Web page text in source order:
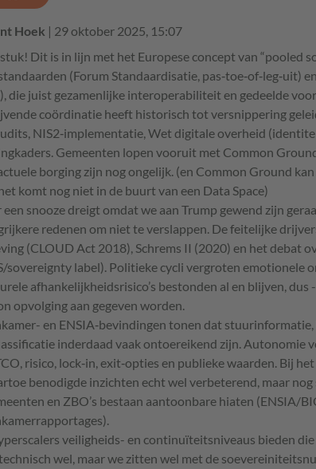
Hoek | 29 oktober 2025, 15:07
Dit is in lijn met het Europese concept van “pooled
(Forum Standaardisatie, pas‑toe‑of‑leg‑uit)
die juist gezamenlijke interoperabiliteit en gedeelde
coördinatie heeft historisch tot versnippering
NIS2‑implementatie, Wet digitale overheid
Gemeenten lopen vooruit met Common
borging zijn nog ongelijk. (en Common Ground
komt nog niet in de buurt van een Data Space)
een snooze dreigt omdat we aan Trump gewend zijn
redenen om niet te verslappen. De feitelijke
(CLOUD Act 2018), Schrems II (2020) en het debat
sovereignty label). Politieke cycli vergroten emotionele
afhankelijkheidsrisico’s bestonden al en blijven, dus
opvolging aan gegeven worden.
en ENSIA‑bevindingen tonen dat
inderdaad vaak ontoereikend zijn. Autonomie
risico, lock‑in, exit‑opties en publieke waarden. Bij
benodigde inzichten echt wel verbeterend, maar
en ZBO’s bestaan aantoonbare hiaten (ENSIA/
veiligheids- en continuïteitsniveaus bieden
wel, maar we zitten wel met de